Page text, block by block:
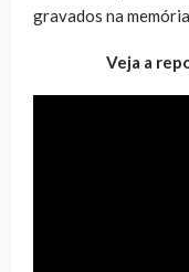
gravados na
Veja a